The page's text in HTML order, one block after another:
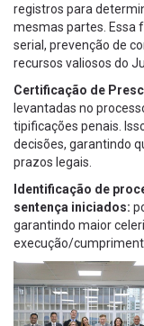
registros para
mesmas partes. Essa
serial, prevenção de
recursos valiosos do
Certificação de
levantadas no
tipificações penais.
decisões, garantindo
prazos legais.
Identificação de
sentença iniciados:
garantindo maior
execução/